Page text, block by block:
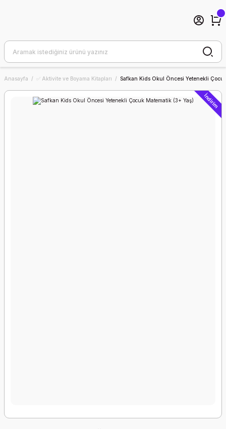
Anasayfa ✅ Aktivite ve Boyama Kitapları Safkan Kids Okul Öncesi Yetenekli
İndirim